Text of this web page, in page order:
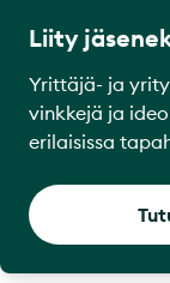
Liity
Yrittäjä- ja
vinkkejä ja
erilaisissa